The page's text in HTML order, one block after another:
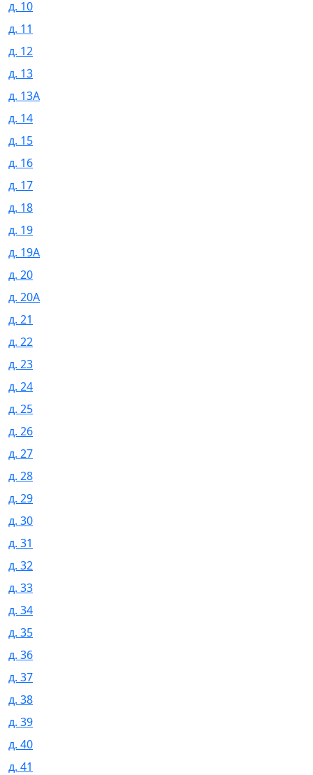
д. 10
д. 11
д. 12
д. 13
д. 13А
д. 14
д. 15
д. 16
д. 17
д. 18
д. 19
д. 19А
д. 20
д. 20А
д. 21
д. 22
д. 23
д. 24
д. 25
д. 26
д. 27
д. 28
д. 29
д. 30
д. 31
д. 32
д. 33
д. 34
д. 35
д. 36
д. 37
д. 38
д. 39
д. 40
д. 41